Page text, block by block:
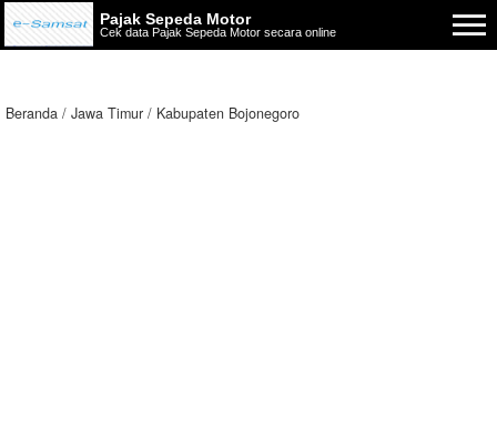
Pajak Sepeda Motor
Cek data Pajak Sepeda Motor secara online
Beranda Jawa Timur Kabupaten Bojonegoro